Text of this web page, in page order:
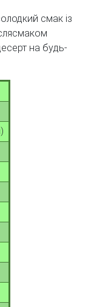
смак із
на будь-